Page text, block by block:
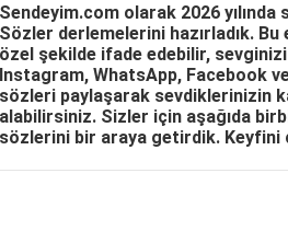
Sendeyim.com olarak 2026
Sözler derlemelerini hazırladık. Bu
özel şekilde ifade edebilir,
Instagram, WhatsApp, Facebook
sözleri paylaşarak sevdiklerinizin
alabilirsiniz. Sizler için aşağıda
sözlerini bir araya getirdik. Keyfini